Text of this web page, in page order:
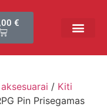
€
/ Kiti
Pin Prisegamas